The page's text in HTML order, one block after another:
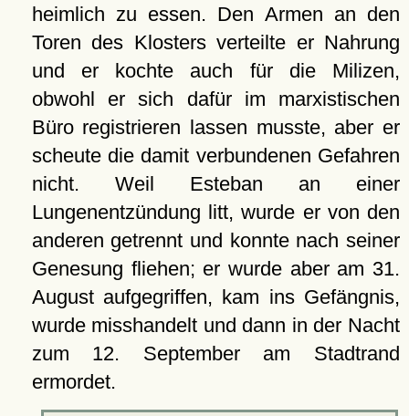
heimlich zu essen. Den Armen an den
Toren des Klosters verteilte er Nahrung
und er kochte auch für die Milizen,
obwohl er sich dafür im marxistischen
Büro registrieren lassen musste, aber er
scheute die damit verbundenen Gefahren
nicht. Weil Esteban an einer
Lungenentzündung litt, wurde er von den
anderen getrennt und konnte nach seiner
Genesung fliehen; er wurde aber am 31.
August aufgegriffen, kam ins Gefängnis,
wurde misshandelt und dann in der Nacht
zum 12. September am Stadtrand
ermordet.